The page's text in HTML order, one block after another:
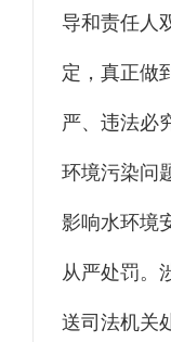
导和责任人
定，真正做
严、违法必
环境污染问
影响水环境
从严处罚。
送司法机关